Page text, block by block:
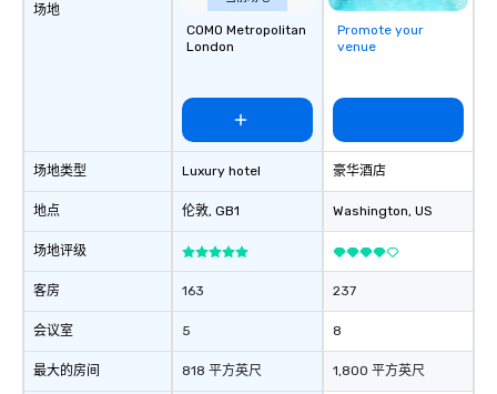
场地
场地类型
地点
场地评级
客房
会议室
最大的房间
COMO Metropolitan
London
Luxury hotel
伦敦, GB1
163
5
818 平方英尺
Promote your
venue
豪华酒店
Washington, US
237
8
1,800 平方英尺